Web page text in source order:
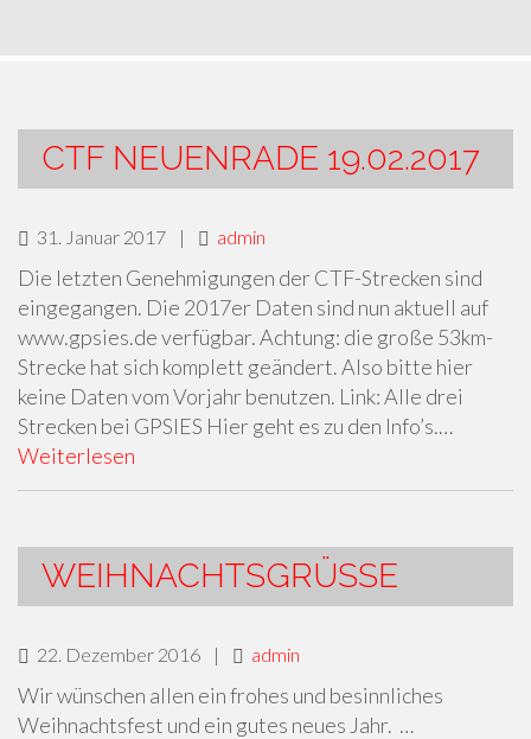
CTF NEUENRADE 19.02.2017
31. Januar 2017 | admin
Die letzten Genehmigungen der CTF-Strecken sind
eingegangen. Die 2017er Daten sind nun aktuell auf
www.gpsies.de verfügbar. Achtung: die große 53km-
Strecke hat sich komplett geändert. Also bitte hier
keine Daten vom Vorjahr benutzen. Link: Alle drei
Strecken bei GPSIES Hier geht es zu den Info’s.…
Weiterlesen
WEIHNACHTSGRÜSSE
22. Dezember 2016 | admin
Wir wünschen allen ein frohes und besinnliches
Weihnachtsfest und ein gutes neues Jahr. …